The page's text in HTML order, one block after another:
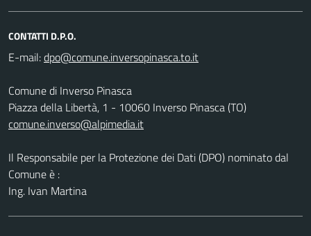
CONTATTI D.P.O.
E-mail:
Comune di Inverso Pinasca
Piazza della Libertà, 1 - 10060 Inverso Pinasca (TO)
comune.inverso@alpimedia.it
Il Responsabile per la Protezione dei Dati (DPO) nominato dal
Comune è :
Ing. Ivan Martina